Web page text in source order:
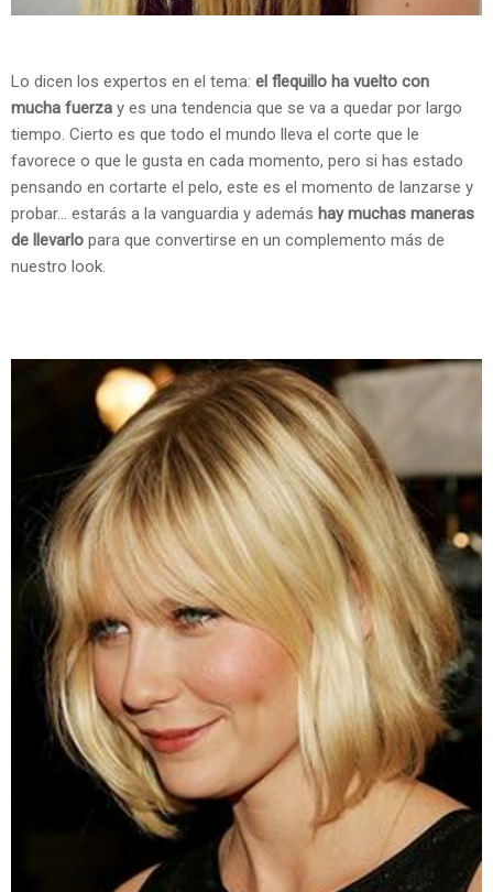
Lo dicen los expertos en el tema: el flequillo ha vuelto con
mucha fuerza y es una tendencia que se va a quedar por largo
tiempo. Cierto es que todo el mundo lleva el corte que le
favorece o que le gusta en cada momento, pero si has estado
pensando en cortarte el pelo, este es el momento de lanzarse y
probar... estarás a la vanguardia y además hay muchas maneras
de llevarlo para que convertirse en un complemento más de
nuestro look.